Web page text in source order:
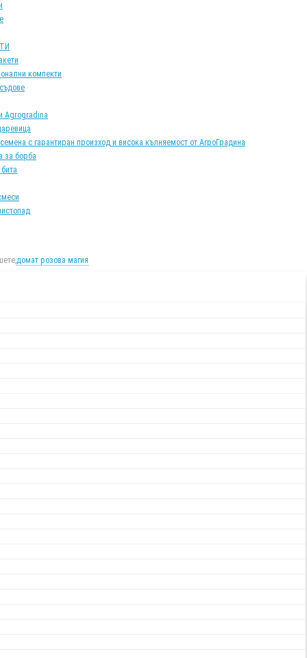
компекти
Agrogradina
с гарантиран произход и висока кълняемост от АгроГрадина
за борба
домат розова магия